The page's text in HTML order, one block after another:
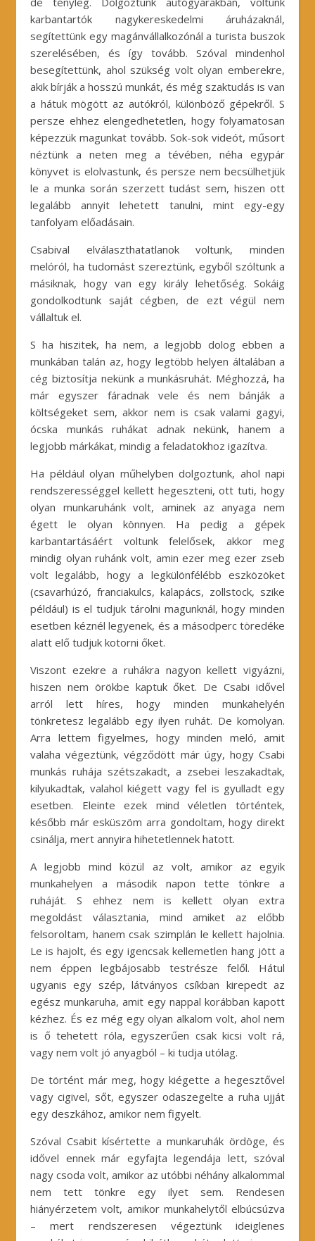
karbantartók nagykereskedelmi áruházaknál,
segítettünk egy magánvállalkozónál a turista buszok
szerelésében, és így tovább. Szóval mindenhol
besegítettünk, ahol szükség volt olyan emberekre,
akik bírják a hosszú munkát, és még szaktudás is van
a hátuk mögött az autókról, különböző gépekről. S
persze ehhez elengedhetetlen, hogy folyamatosan
képezzük magunkat tovább. Sok-sok videót, műsort
néztünk a neten meg a tévében, néha egypár
könyvet is elolvastunk, és persze nem becsülhetjük
le a munka során szerzett tudást sem, hiszen ott
legalább annyit lehetett tanulni, mint egy-egy
tanfolyam előadásain.
Csabival elválaszthatatlanok voltunk, minden
melóról, ha tudomást szereztünk, egyből szóltunk a
másiknak, hogy van egy király lehetőség. Sokáig
gondolkodtunk saját cégben, de ezt végül nem
vállaltuk el.
S ha hiszitek, ha nem, a legjobb dolog ebben a
munkában talán az, hogy legtöbb helyen általában a
cég biztosítja nekünk a munkásruhát. Méghozzá, ha
már egyszer fáradnak vele és nem bánják a
költségeket sem, akkor nem is csak valami gagyi,
ócska munkás ruhákat adnak nekünk, hanem a
legjobb márkákat, mindig a feladatokhoz igazítva.
Ha például olyan műhelyben dolgoztunk, ahol napi
rendszerességgel kellett hegeszteni, ott tuti, hogy
olyan munkaruhánk volt, aminek az anyaga nem
égett le olyan könnyen. Ha pedig a gépek
karbantartásáért voltunk felelősek, akkor meg
mindig olyan ruhánk volt, amin ezer meg ezer zseb
volt legalább, hogy a legkülönfélébb eszközöket
(csavarhúzó, franciakulcs, kalapács, zollstock, szike
például) is el tudjuk tárolni magunknál, hogy minden
esetben kéznél legyenek, és a másodperc töredéke
alatt elő tudjuk kotorni őket.
Viszont ezekre a ruhákra nagyon kellett vigyázni,
hiszen nem örökbe kaptuk őket. De Csabi idővel
arról lett híres, hogy minden munkahelyén
tönkretesz legalább egy ilyen ruhát. De komolyan.
Arra lettem figyelmes, hogy minden meló, amit
valaha végeztünk, végződött már úgy, hogy Csabi
munkás ruhája szétszakadt, a zsebei leszakadtak,
kilyukadtak, valahol kiégett vagy fel is gyulladt egy
esetben. Eleinte ezek mind véletlen történtek,
később már esküszöm arra gondoltam, hogy direkt
csinálja, mert annyira hihetetlennek hatott.
A legjobb mind közül az volt, amikor az egyik
munkahelyen a második napon tette tönkre a
ruháját. S ehhez nem is kellett olyan extra
megoldást választania, mind amiket az előbb
felsoroltam, hanem csak szimplán le kellett hajolnia.
Le is hajolt, és egy igencsak kellemetlen hang jött a
nem éppen legbájosabb testrésze felől. Hátul
ugyanis egy szép, látványos csíkban kirepedt az
egész munkaruha, amit egy nappal korábban kapott
kézhez. És ez még egy olyan alkalom volt, ahol nem
is ő tehetett róla, egyszerűen csak kicsi volt rá,
vagy nem volt jó anyagból – ki tudja utólag.
De történt már meg, hogy kiégette a hegesztővel
vagy cigivel, sőt, egyszer odaszegelte a ruha ujját
egy deszkához, amikor nem figyelt.
Szóval Csabit kísértette a munkaruhák ördöge, és
idővel ennek már egyfajta legendája lett, szóval
nagy csoda volt, amikor az utóbbi néhány alkalommal
nem tett tönkre egy ilyet sem. Rendesen
hiányérzetem volt, amikor munkahelytől elbúcsúzva
– mert rendszeresen végeztünk ideiglenes